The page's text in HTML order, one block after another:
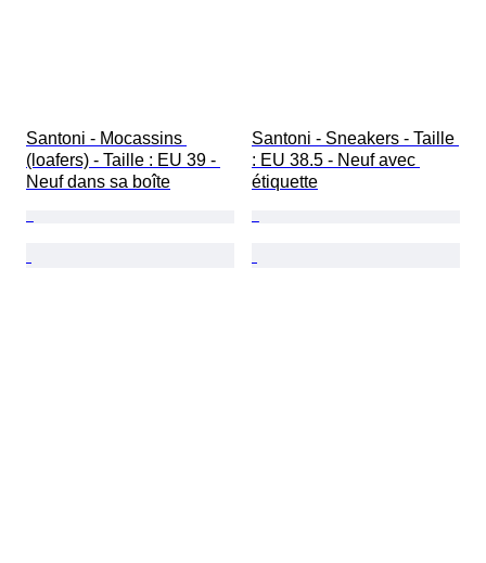
Santoni - Mocassins
(loafers) - Taille : EU 39 -
Neuf dans sa boîte
Santoni - Sneakers - Taille
: EU 38.5 - Neuf avec
étiquette